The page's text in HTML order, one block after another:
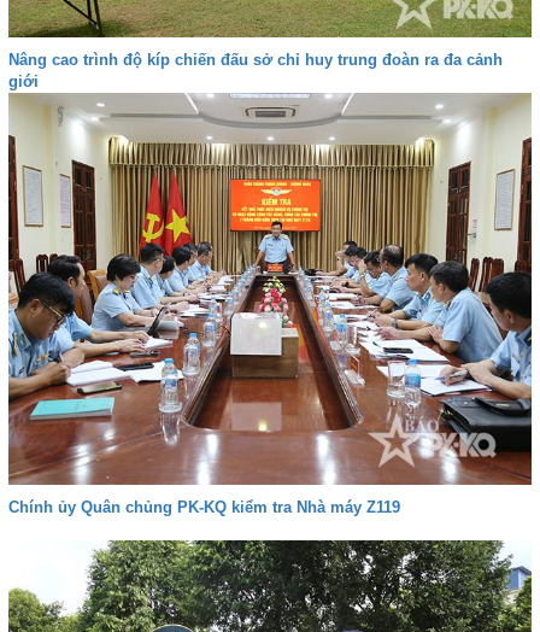
Nâng cao trình độ kíp chiến đấu sở chỉ huy trung đoàn ra đa cảnh
giới
Chính ủy Quân chủng PK-KQ kiểm tra Nhà máy Z119